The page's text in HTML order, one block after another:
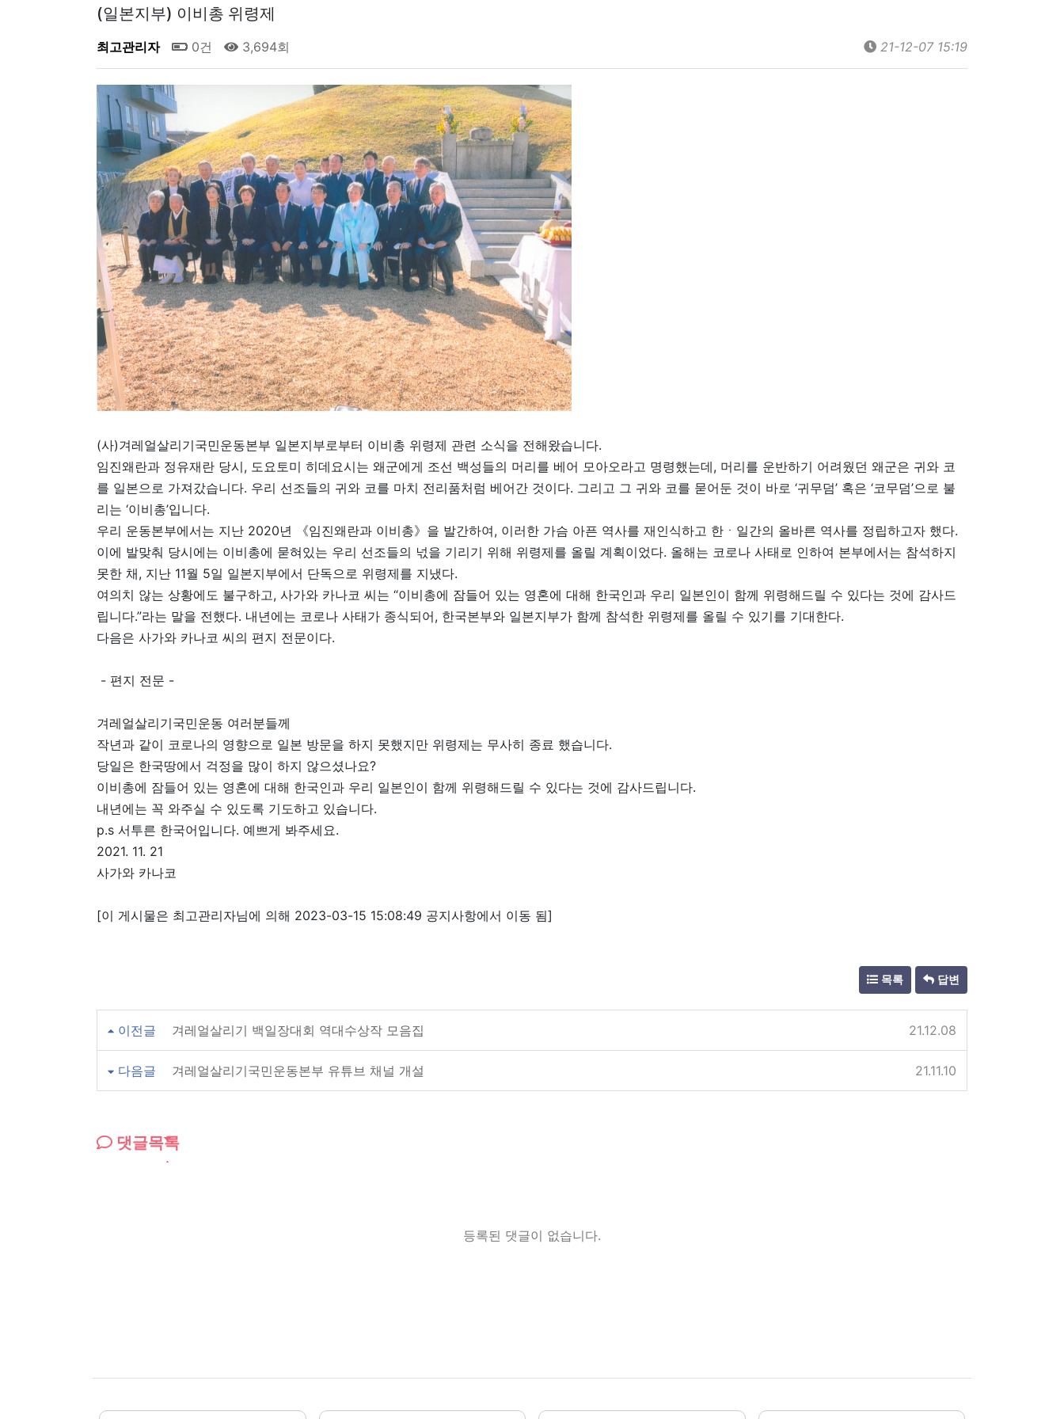
(일본지부) 이비총 위령제
최고관리자 0건 3,694회 21-12-07 15:19
(사)겨레얼살리기국민운동본부 일본지부로부터 이비총 위령제 관련 소식을 전해왔습니다.
임진왜란과 정유재란 당시, 도요토미 히데요시는 왜군에게 조선 백성들의 머리를 베어 모아오라고 명령했는데, 머리를 운반하기 어려웠던 왜군은 귀와 코
를 일본으로 가져갔습니다. 우리 선조들의 귀와 코를 마치 전리품처럼 베어간 것이다. 그리고 그 귀와 코를 묻어둔 것이 바로 ‘귀무덤’ 혹은 ‘코무덤’으로 불
리는 ‘이비총’입니다.
우리 운동본부에서는 지난 2020년 《임진왜란과 이비총》을 발간하여, 이러한 가슴 아픈 역사를 재인식하고 한ㆍ일간의 올바른 역사를 정립하고자 했다.
이에 발맞춰 당시에는 이비총에 묻혀있는 우리 선조들의 넋을 기리기 위해 위령제를 올릴 계획이었다. 올해는 코로나 사태로 인하여 본부에서는 참석하지
못한 채, 지난 11월 5일 일본지부에서 단독으로 위령제를 지냈다.
여의치 않는 상황에도 불구하고, 사가와 카나코 씨는 “이비총에 잠들어 있는 영혼에 대해 한국인과 우리 일본인이 함께 위령해드릴 수 있다는 것에 감사드
립니다.”라는 말을 전했다. 내년에는 코로나 사태가 종식되어, 한국본부와 일본지부가 함께 참석한 위령제를 올릴 수 있기를 기대한다.
다음은 사가와 카나코 씨의 편지 전문이다.
- 편지 전문 -
겨레얼살리기국민운동 여러분들께
작년과 같이 코로나의 영향으로 일본 방문을 하지 못했지만 위령제는 무사히 종료 했습니다.
당일은 한국땅에서 걱정을 많이 하지 않으셨나요?
이비총에 잠들어 있는 영혼에 대해 한국인과 우리 일본인이 함께 위령해드릴 수 있다는 것에 감사드립니다.
내년에는 꼭 와주실 수 있도록 기도하고 있습니다.
p.s 서투른 한국어입니다. 예쁘게 봐주세요.
2021. 11. 21
사가와 카나코
[이 게시물은 최고관리자님에 의해 2023-03-15 15:08:49 공지사항에서 이동 됨]
목록 답변
이전글 겨레얼살리기 백일장대회 역대수상작 모음집 21.12.08
다음글 겨레얼살리기국민운동본부 유튜브 채널 개설 21.11.10
댓글목록
등록된 댓글이 없습니다.